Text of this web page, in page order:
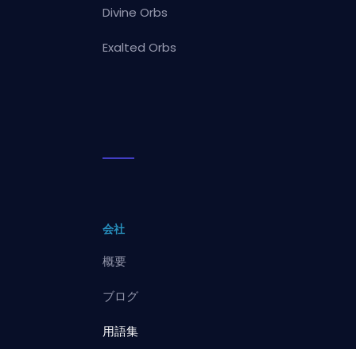
Divine Orbs
Exalted Orbs
会社
概要
ブログ
用語集